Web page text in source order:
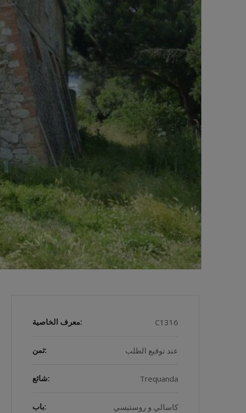
معرف الخاصية: C1316
ثمن: عند توقيع الطلب
شائع: Trequanda
باب: كاسالي و روستيسي